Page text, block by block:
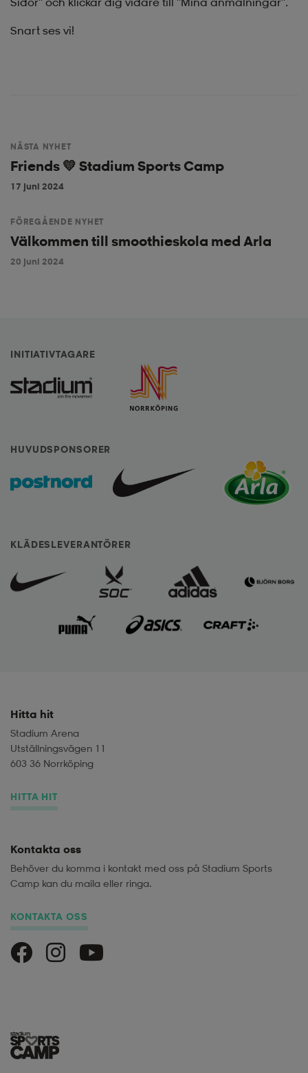
Snart ses vi!
NÄSTA NYHET
Friends 💛 Stadium Sports Camp
17 juni 2024
FÖREGÅENDE NYHET
Välkommen till smoothieskola med Arla
20 juni 2024
INITIATIVTAGARE
HUVUDSPONSORER
KLÄDESLEVERANTÖRER
Hitta hit
Stadium Arena
Utställningsvägen 11
603 36 Norrköping
HITTA HIT
Kontakta oss
Behöver du komma i kontakt med oss på Stadium Sports
Camp kan du maila eller ringa.
KONTAKTA OSS
Stadium Sports Camp på Facebook
Stadium Sports Camp på Instagram